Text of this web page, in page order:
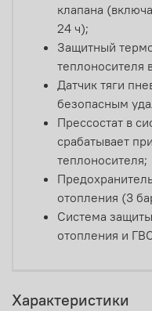
клапана
24 ч);
Защитный
теплоносителя
Датчик тяги
безопасным
Прессостат в
срабатывает
теплоносителя;
отопления (3
Система
отопления и
Характеристики